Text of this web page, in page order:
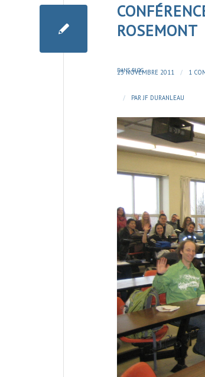
ROSEMONT
23 NOVEMBRE 2011 / 1
DANSBLOG
/ PAR JF DURANLEAU